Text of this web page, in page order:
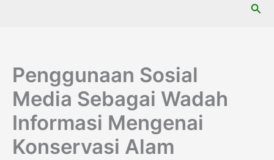
Penggunaan Sosial
Media Sebagai Wadah
Informasi Mengenai
Konservasi Alam